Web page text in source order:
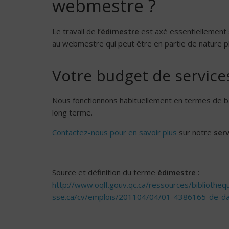
webmestre ?
Le travail de l’édimestre est axé
au webmestre qui peut être en partie de nature
Votre budget de
Nous fonctionnons habituellement en termes de
long terme.
Contactez-nous pour en savoir plus sur notre
Source et définition du terme édimestre :
http://www.oqlf.gouv.qc.ca/ressources/
sse.ca/cv/emplois/201104/04/01-4386165-de-